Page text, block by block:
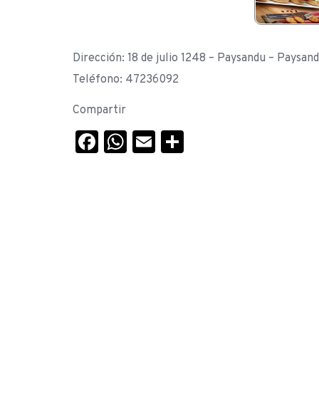
Dirección: 18 de julio 1248 – Paysandu –
Teléfono: 47236092
Compartir
Facebook
WhatsApp
Email